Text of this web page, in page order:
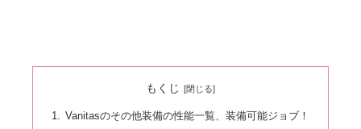
もくじ
Vanitasのその他装備の性能一覧、装備可能ジョブ！